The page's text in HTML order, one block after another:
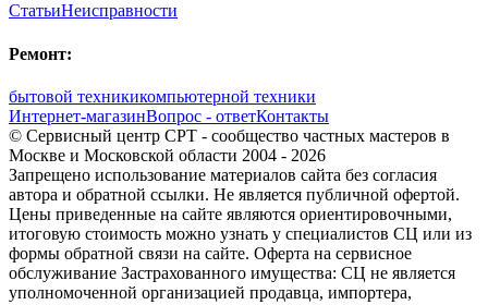
СтатьиНеисправности
Ремонт:
бытовой техникикомпьютерной техники
Интернет-магазинВопрос - ответКонтакты
© Сервисный центр СРТ - сообщество частных мастеров в
Москве и Московской области 2004 - 2026
Запрещено использование материалов сайта без согласия
автора и обратной ссылки. Не является публичной офертой.
Цены приведенные на сайте являются ориентировочными,
итоговую стоимость можно узнать у специалистов СЦ или из
формы обратной связи на сайте. Оферта на сервисное
обслуживание Застрахованного имущества: СЦ не является
уполномоченной организацией продавца, импортера,